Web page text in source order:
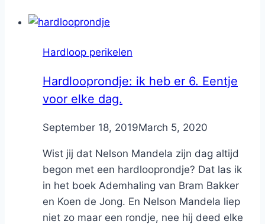
Hardloop perikelen
Hardlooprondje: ik heb er 6. Eentje
voor elke dag.
ByNicole
September 18, 2019March 5, 2020
Wist jij dat Nelson Mandela zijn dag altijd
begon met een hardlooprondje? Dat las ik
in het boek Ademhaling van Bram Bakker
en Koen de Jong. En Nelson Mandela liep
niet zo maar een rondje, nee hij deed elke